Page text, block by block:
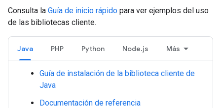
Consulta la Guía de inicio rápido para ver ejemplos del uso
de las bibliotecas cliente.
Java PHP Python Node.js Más
Guía de instalación de la biblioteca cliente de
Java
Documentación de referencia